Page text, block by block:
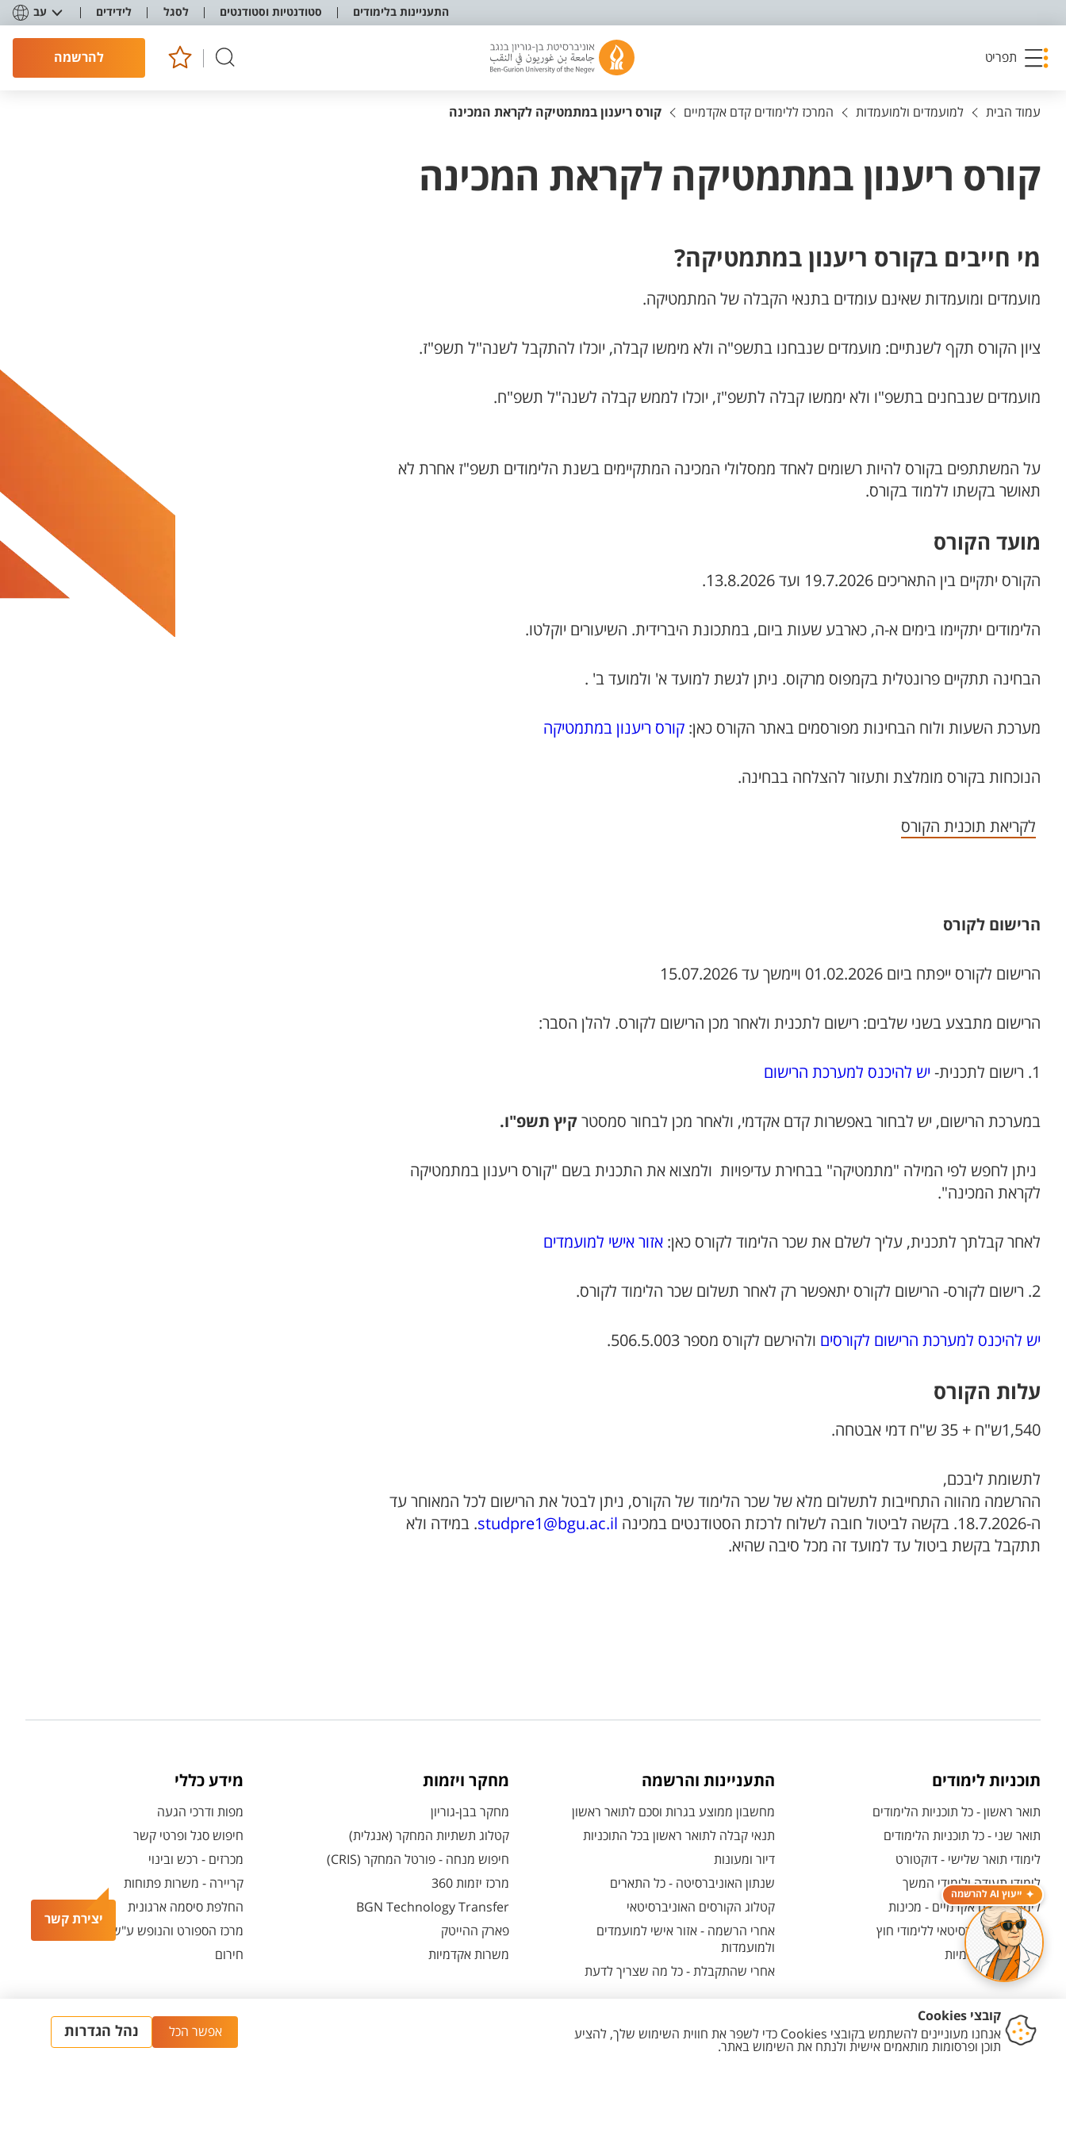
התעניינות בלימודים סטודנטיות וסטודנטים לסגל לידידים עב
תפריט להרשמה
יצירת קשר
ייעוץ AI להרשמה
עמוד הבית למועמדים ולמועמדות המרכז ללימודים קדם אקדמיים קורס ריענון במתמטיקה לקראת המכינה
קורס ריענון במתמטיקה לקראת המכינה
מי חייבים בקורס ריענון במתמטיקה?
מועמדים ומועמדות שאינם עומדים בתנאי הקבלה של המתמטיקה.
ציון הקורס תקף לשנתיים: מועמדים שנבחנו בתשפ"ה ולא מימשו קבלה, יוכלו להתקבל לשנה"ל תשפ"ז.
מועמדים שנבחנים בתשפ"ו ולא יממשו קבלה לתשפ"ז, יוכלו לממש קבלה לשנה"ל תשפ"ח.
על המשתתפים בקורס להיות רשומים לאחד ממסלולי המכינה המתקיימים בשנת הלימודים תשפ"ז אחרת לא
תאושר בקשתו ללמוד בקורס.
מועד הקורס
הקורס יתקיים בין התאריכים 19.7.2026 ועד 13.8.2026.
הלימודים יתקיימו בימים א-ה, כארבע שעות ביום, במתכונת היברידית. השיעורים יוקלטו.
הבחינה תתקיים פרונטלית בקמפוס מרקוס. ניתן לגשת למועד א' ולמועד ב' .
מערכת השעות ולוח הבחינות מפורסמים באתר הקורס כאן: קורס ריענון במתמטיקה
הנוכחות בקורס מומלצת ותעזור להצלחה בבחינה.
לקריאת תוכנית הקורס
הרישום לקורס
הרישום לקורס ייפתח ביום 01.02.2026 ויימשך עד 15.07.2026
הרישום מתבצע בשני שלבים: רישום לתכנית ולאחר מכן הרישום לקורס. להלן הסבר:
1. רישום לתכנית- יש להיכנס למערכת הרישום
במערכת הרישום, יש לבחור באפשרות קדם אקדמי, ולאחר מכן לבחור סמסטר קיץ תשפ"ו.
ניתן לחפש לפי המילה "מתמטיקה" בבחירת עדיפויות ולמצוא את התכנית בשם "קורס ריענון במתמטיקה
לקראת המכינה".
לאחר קבלתך לתכנית, עליך לשלם את שכר הלימוד לקורס כאן: אזור אישי למועמדים
2. רישום לקורס- הרישום לקורס יתאפשר רק לאחר תשלום שכר הלימוד לקורס.
יש להיכנס למערכת הרישום לקורסים ולהירשם לקורס מספר 506.5.003.
עלות הקורס
1,540ש"ח + 35 ש"ח דמי אבטחה.
לתשומת ליבכם,
ההרשמה מהווה התחייבות לתשלום מלא של שכר הלימוד של הקורס, ניתן לבטל את הרישום לכל המאוחר עד
ה-18.7.2026. בקשה לביטול חובה לשלוח לרכזת הסטודנטים במכינה
studpre1@bgu.ac.il. במידה ולא
תתקבל בקשת ביטול עד למועד זה מכל סיבה שהיא.
תוכניות לימודים
תואר ראשון - כל תוכניות הלימודים
תואר שני - כל תוכניות הלימודים
לימודי תואר שלישי - דוקטורט
לימודי תעודה ולימודי המשך
לימודים קדם אקדמיים - מכינות
המרכז האוניברסיטאי ללימודי חוץ
תוכניות בין-לאומיות
התעניינות והרשמה
מחשבון ממוצע בגרות וסכם לתואר ראשון
תנאי קבלה לתואר ראשון בכל התוכניות
דיור ומעונות
שנתון האוניברסיטה - כל התארים
קטלוג הקורסים האוניברסיטאי
אחרי הרשמה - אזור אישי למועמדים
ולמועמדות
אחרי שהתקבלת - כל מה שצריך לדעת
מחקר ויזמות
מחקר בבן-גוריון
קטלוג תשתיות המחקר (אנגלית)
חיפוש מנחה - פורטל המחקר (CRIS)
מרכז יזמות 360
BGN Technology Transfer
פארק ההייטק
משרות אקדמיות
מידע כללי
מפות ודרכי הגעה
חיפוש סגל ופרטי קשר
מכרזים - רכש ובינוי
קריירה - משרות פתוחות
החלפת סיסמה ארגונית
מרכז הספורט והנופש ע"ש סילבן אדמס
חירום